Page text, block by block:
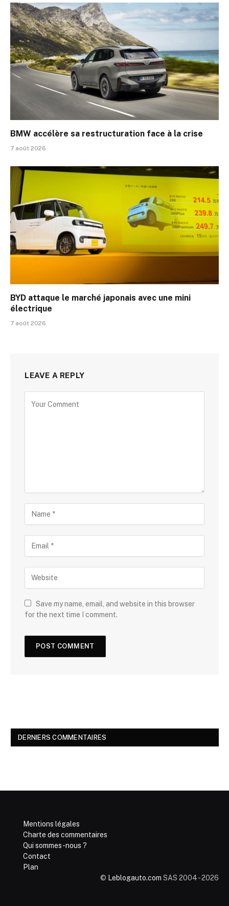
BMW accélère sa restructuration face à la crise
7 août 2026
BYD attaque le marché japonais avec une mini
électrique
7 août 2026
LEAVE A REPLY
Save my name, email, and website in this browser
for the next time I comment.
DERNIERS COMMENTAIRES
Mentions légales
Charte des commentaires
Qui sommes-nous ?
Contact
Plan
© Leblogauto.com SAS 2004 - 2026